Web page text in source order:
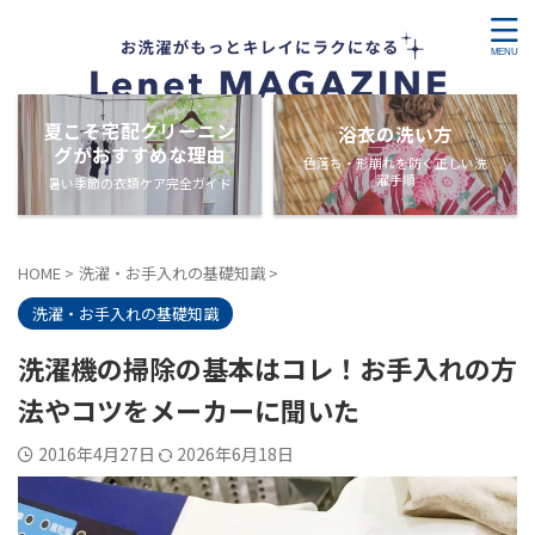
夏こそ宅配クリーニン
グがおすすめな理由
暑い季節の衣類ケア完全ガイド
浴衣の洗い方
色落ち・形崩れを防ぐ正しい洗
濯手順
HOME > 洗濯・お手入れの基礎知識 >
洗濯・お手入れの基礎知識
洗濯機の掃除の基本はコレ！お手入れの方
法やコツをメーカーに聞いた
2016年4月27日 2026年6月18日